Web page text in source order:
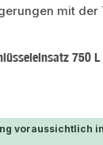
750
voraussichtlich